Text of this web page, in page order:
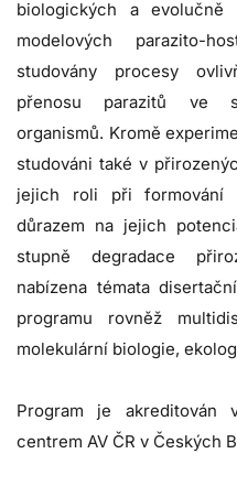
biologických a evolučně
modelových parazito-
studovány procesy
přenosu parazitů ve
organismů. Kromě
studováni také v
jejich roli při formování
důrazem na jejich
stupně degradace
nabízena témata
programu rovněž
molekulární biologie,
Program je akreditován
centrem AV ČR v Českých